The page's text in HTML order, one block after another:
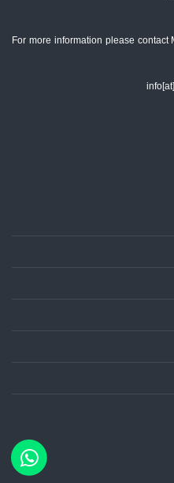
For more information please contact